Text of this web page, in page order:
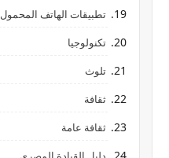
تطبيقات الهاتف المحمول
تكنولوجيا
تلوث
ثقافة
ثقافة عامة